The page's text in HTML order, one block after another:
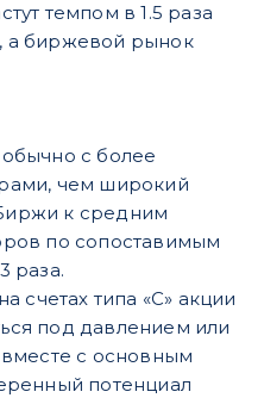
темпом в 1.5 раза
а биржевой рынок
с более
чем широкий
к средним
по сопоставимым
раза.
счетах типа «С» акции
под давлением или
вместе с основным
потенциал